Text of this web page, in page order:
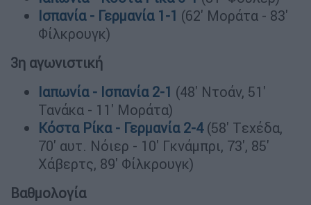
Ισπανία - Γερμανία 1-1 (62' Μοράτα - 83'
Φίλκρουγκ)
3η αγωνιστική
Ιαπωνία - Ισπανία 2-1 (48' Ντοάν, 51'
Τανάκα - 11' Μοράτα)
Κόστα Ρίκα - Γερμανία 2-4(58' Tεχέδα,
70' αυτ. Νόιερ - 10' Γκνάμπρι, 73', 85'
Χάβερτς, 89' Φίλκρουγκ)
Βαθμολογία